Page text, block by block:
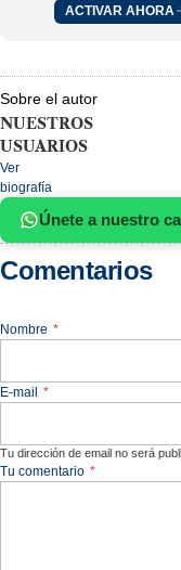
ACTIVAR AHORA
Sobre el autor
NUESTROS
USUARIOS
Ver
biografía
Únete a nuestro
Comentarios
Nombre *
E-mail *
Tu dirección de email no será
Tu comentario *